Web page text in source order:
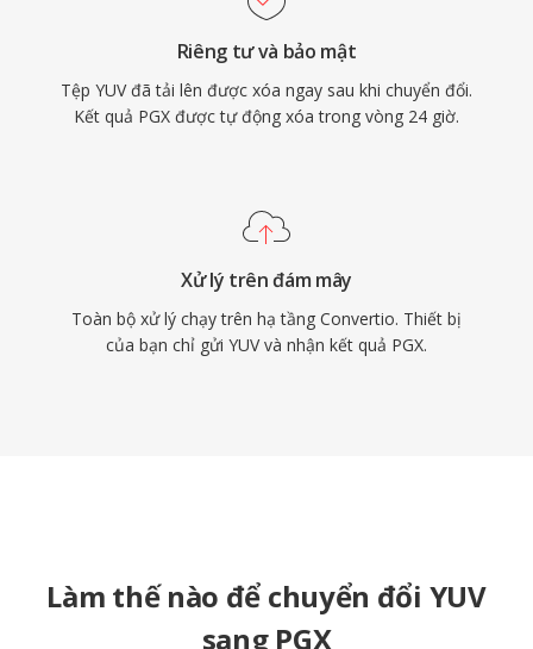
Riêng tư và bảo mật
Tệp YUV đã tải lên được xóa ngay sau khi chuyển đổi.
Kết quả PGX được tự động xóa trong vòng 24 giờ.
Xử lý trên đám mây
Toàn bộ xử lý chạy trên hạ tầng Convertio. Thiết bị
của bạn chỉ gửi YUV và nhận kết quả PGX.
Làm thế nào để chuyển đổi YUV
sang PGX